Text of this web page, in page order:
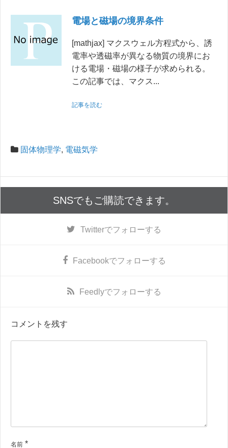
電場と磁場の境界条件
[mathjax] マクスウェル方程式から、誘
電率や透磁率が異なる物質の境界にお
ける電場・磁場の様子が求められる。
この記事では、マクス...
記事を読む
固体物理学, 電磁気学
SNSでもご購読できます。
Twitterでフォローする
Facebookでフォローする
Feedlyでフォローする
コメントを残す
名前 *